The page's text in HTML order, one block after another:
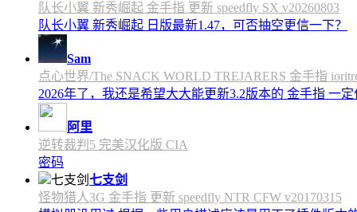
队长小翼 新秀崛起 金手指 更新 speedfly SX v20260803
队长小翼 新秀崛起 日版最新1.47，可否抽空更信一下？
Sam
点心世界/The SNACK WORLD TREJARERS 金手指
2026年了，我还是希望大大能更新3.2版本的 金手指 一
阿里
逆转裁判5 完美汉化版 CIA
密码
七支剑
怪物猎人3G 金手指 更新 speedfly NTR CFW v20170315